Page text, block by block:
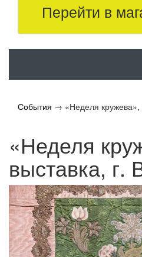
Перейти в
События → «Неделя кружева»,
«Неделя
выставка, г.